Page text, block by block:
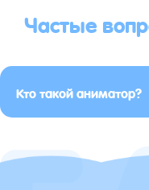
Частые
Кто такой аниматор?